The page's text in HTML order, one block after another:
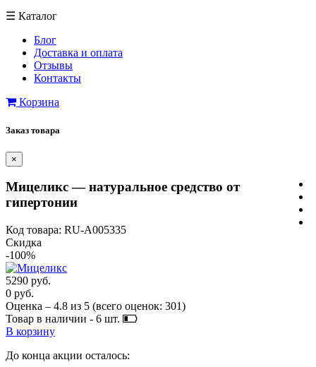
☰ Каталог
Блог
Доставка и оплата
Отзывы
Контакты
Корзина
Заказ товара
×
Мицеликс — натуральное средство от
гипертонии
Код товара: RU-A005335
Скидка
-100%
5290 руб.
0 руб.
Оценка – 4.8 из 5 (всего оценок: 301)
Товар в наличии - 6 шт.
В корзину
До конца акции осталось: